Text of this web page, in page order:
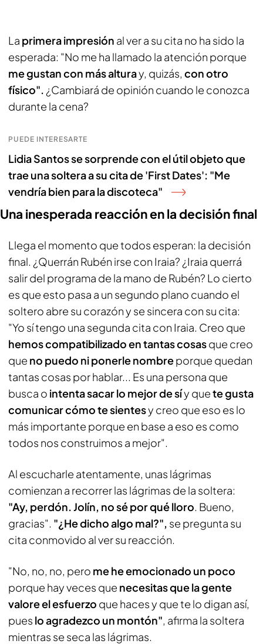
La primera impresión al ver a su cita no ha sido la
esperada: "No me ha llamado la atención porque
me gustan con más alturay, quizás, con otro
físico". ¿Cambiará de opinión cuando le conozca
durante la cena?
PUEDE INTERESARTE
Lidia Santos se sorprende con el útil objeto que
trae una soltera a su cita de 'First Dates': "Me
vendría bien para la discoteca"
Una inesperada reacción en la decisión final
Llega el momento que todos esperan: la decisión
final. ¿Querrán Rubén irse con Iraia? ¿Iraia querrá
salir del programa de la mano de Rubén? Lo cierto
es que esto pasa a un segundo plano cuando el
soltero abre su corazón y se sincera con su cita:
"Yo sí tengo una segunda cita con Iraia. Creo que
hemos compatibilizado en tantas cosasque creo
que no puedo ni ponerle nombreporque quedan
tantas cosas por hablar... Es una persona que
busca o intenta sacar lo mejor de síy quete gusta
comunicar cómo te sientesy creo que eso es lo
más importante porque en base a eso es como
todos nos construimos a mejor".
Al escucharle atentamente, unas lágrimas
comienzan a recorrer las lágrimas de la soltera:
"Ay, perdón. Jolín, no sé por qué lloro. Bueno,
gracias". "¿He dicho algo mal?", se pregunta su
cita conmovido al ver su reacción.
"No, no, no, pero me he emocionado un poco
porque hay veces que necesitas que la gente
valore el esfuerzo que haces y que te lo digan así,
pues lo agradezco un montón", afirma la soltera
mientras se seca las lágrimas.